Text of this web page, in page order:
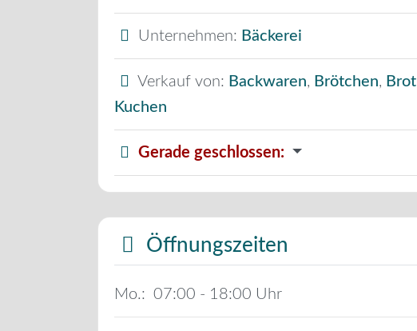
Unternehmen: Bäckerei
Verkauf von: Backwaren, Brötchen, Brot
Kuchen
Gerade geschlossen:
Öffnungszeiten
Mo.: 07:00 - 18:00